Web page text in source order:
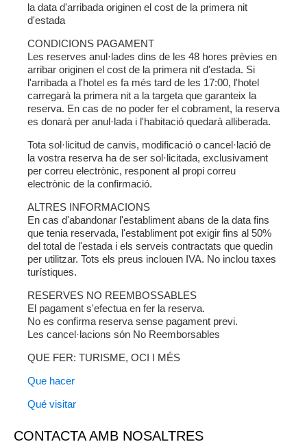
la data d'arribada originen el cost de la primera nit
d'estada
CONDICIONS PAGAMENT
Les reserves anul·lades dins de les 48 hores prèvies en
arribar originen el cost de la primera nit d'estada. Si
l'arribada a l'hotel es fa més tard de les 17:00, l'hotel
carregarà la primera nit a la targeta que garanteix la
reserva. En cas de no poder fer el cobrament, la reserva
es donarà per anul·lada i l'habitació quedarà alliberada.
Tota sol·licitud de canvis, modificació o cancel·lació de
la vostra reserva ha de ser sol·licitada, exclusivament
per correu electrònic, responent al propi correu
electrònic de la confirmació.
ALTRES INFORMACIONS
En cas d'abandonar l'establiment abans de la data fins
que tenia reservada, l'establiment pot exigir fins al 50%
del total de l'estada i els serveis contractats que quedin
per utilitzar. Tots els preus inclouen IVA. No inclou taxes
turístiques.
RESERVES NO REEMBOSSABLES
El pagament s'efectua en fer la reserva.
No es confirma reserva sense pagament previ.
Les cancel·lacions són No Reemborsables
QUE FER: TURISME, OCI I MÉS
Que hacer
Qué visitar
CONTACTA AMB NOSALTRES